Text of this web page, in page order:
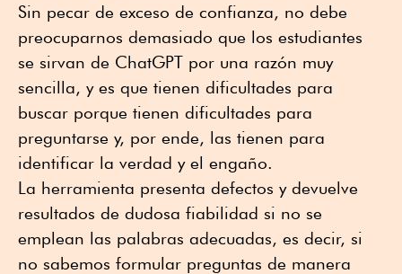
Sin pecar de exceso de confianza, no debe
preocuparnos demasiado que los estudiantes
se sirvan de ChatGPT por una razón muy
sencilla, y es que tienen dificultades para
buscar porque tienen dificultades para
preguntarse y, por ende, las tienen para
identificar la verdad y el engaño.
La herramienta presenta defectos y devuelve
resultados de dudosa fiabilidad si no se
emplean las palabras adecuadas, es decir, si
no sabemos formular preguntas de manera